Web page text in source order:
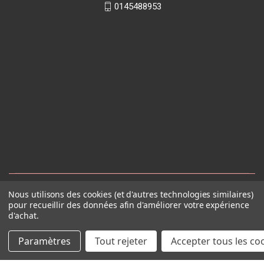
0145488953
© 2026 Club Alliance Voyages
Nous utilisons des cookies (et d'autres technologies similaires)
pour recueillir des données afin d'améliorer votre expérience
d'achat.
Paramètres Tout rejeter Accepter tous les